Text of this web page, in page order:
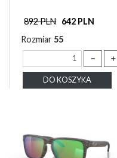
892 PLN 642 PLN
Rozmiar 55
－ ＋
DO KOSZYKA